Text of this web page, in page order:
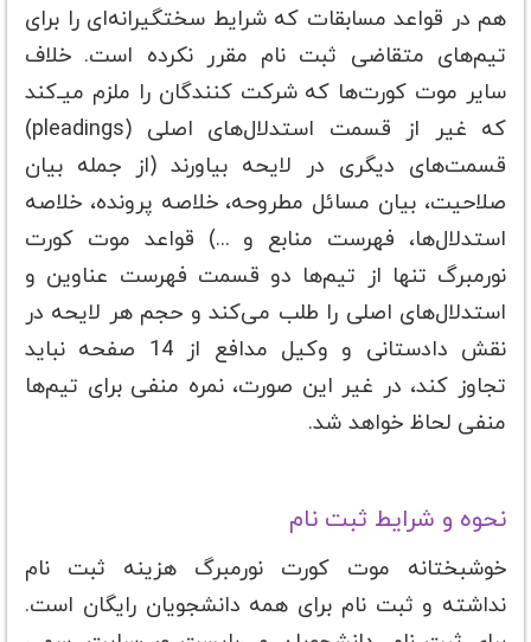
هم در قواعد مسابقات که شرایط سختگیرانه‌ای را برای
تیم‌های متقاضی ثبت نام مقرر نکرده است. خلاف
سایر موت کورت‌ها که شرکت کنندگان را ملزم میـ‌کند
که غیر از قسمت استدلال‌های اصلی (pleadings)
قسمت‌های دیگری در لایحه بیاورند (از جمله بیان
صلاحیت، بیان مسائل مطروحه، خلاصه پرونده، خلاصه
استدلال‌ها، فهرست منابع و ...) قواعد موت کورت
نورمبرگ تنها از تیم‌ها دو قسمت فهرست عناوین و
استدلال‌های اصلی را طلب می‌کند و حجم هر لایحه در
نقش دادستانی و وکیل مدافع از 14 صفحه نباید
تجاوز کند، در غیر این صورت، نمره منفی برای تیم‌ها
منفی لحاظ خواهد شد.
نحوه و شرایط ثبت نام
خوشبختانه موت کورت نورمبرگ هزینه ثبت نام
نداشته و ثبت نام برای همه دانشجویان رایگان است.